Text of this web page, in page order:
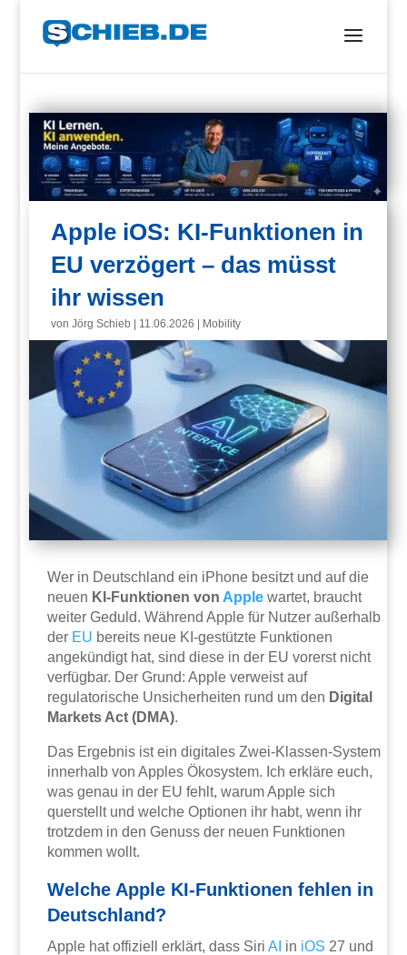
Apple iOS: KI-Funktionen in
EU verzögert – das müsst
ihr wissen
vonJörg Schieb 11.06.2026 Mobility
Wer in Deutschland ein iPhone besitzt und auf die
neuen KI-Funktionen von Apple wartet, braucht
weiter Geduld. Während Apple für Nutzer außerhalb
der EU bereits neue KI-gestützte Funktionen
angekündigt hat, sind diese in der EU vorerst nicht
verfügbar. Der Grund: Apple verweist auf
regulatorische Unsicherheiten rund um den Digital
Markets Act (DMA).
Das Ergebnis ist ein digitales Zwei-Klassen-System
innerhalb von Apples Ökosystem. Ich erkläre euch,
was genau in der EU fehlt, warum Apple sich
querstellt und welche Optionen ihr habt, wenn ihr
trotzdem in den Genuss der neuen Funktionen
kommen wollt.
Welche Apple KI-Funktionen fehlen in
Deutschland?
Apple hat offiziell erklärt, dass SiriAI in iOS 27 und